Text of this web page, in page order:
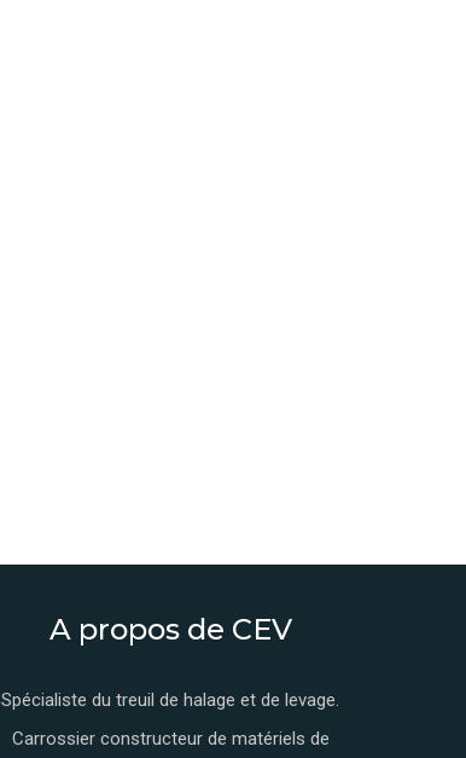
A propos de CEV
Spécialiste du treuil de halage et de levage.
Carrossier constructeur de matériels de